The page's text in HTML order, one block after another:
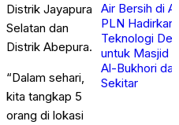
Distrik Jayapura
Selatan dan
Distrik Abepura.
“Dalam sehari,
kita tangkap 5
orang di lokasi